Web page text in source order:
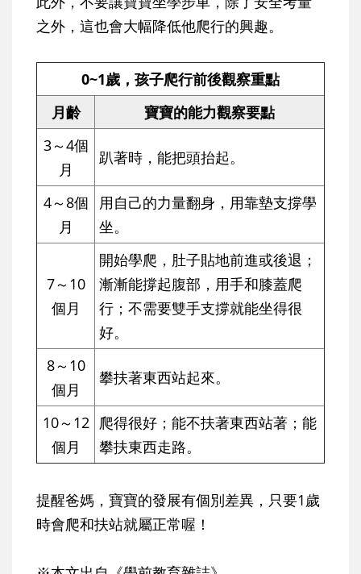
之外，這也會大幅降低他爬行的興趣。
0~1歲，孩子爬行前後觀察重點
月齡
寶寶的能力觀察要點
3～4個
月
趴著時，能把頭抬起。
4～8個
月
用自己的力量翻身，用靠墊支撐學
坐。
7～10
個月
開始學爬，肚子貼地前進或後退；
漸漸能撐起腹部，用手和膝蓋爬
行；不需要雙手支撐就能坐得很
好。
8～10
個月
攀扶著東西站起來。
10～12
個月
爬得很好；能不扶著東西站著；能
攀扶東西走路。
提醒爸媽，寶寶的發展有個別差異，只要1歲
時會爬和扶站就屬正常喔！